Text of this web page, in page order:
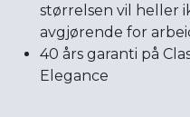
størrelsen vil heller
avgjørende for
40 års garanti på
Elegance